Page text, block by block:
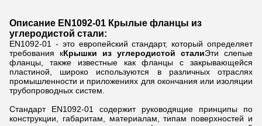
Описание EN1092-01 Крылые фланцы из
углеродистой стали:
EN1092-01 - это европейский стандарт, который определяет
требования кКрышки из углеродистой сталиЭти слепые
фланцы, также известные как фланцы с закрывающейся
пластиной, широко используются в различных отраслях
промышленности и приложениях для окончания или изоляции
трубопроводных систем.
Стандарт EN1092-01 содержит руководящие принципы по
конструкции, габаритам, материалам, типам поверхностей и